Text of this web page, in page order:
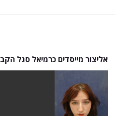
אליצור מייסדים כרמיאל סגל